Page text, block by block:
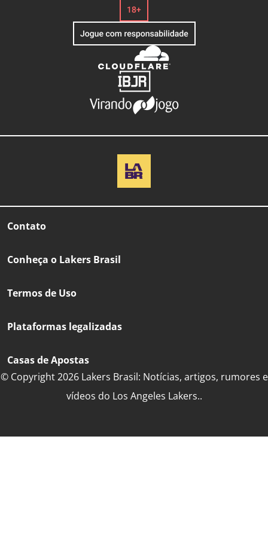
Contato
Conheça o Lakers Brasil
Termos de Uso
Plataformas legalizadas
Casas de Apostas
© Copyright 2026 Lakers Brasil: Notícias, artigos, rumores e
vídeos do Los Angeles Lakers..